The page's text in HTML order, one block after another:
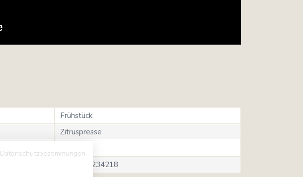
Frühstück
Zitruspresse
8017709234218
Datenschutzbestimmungen